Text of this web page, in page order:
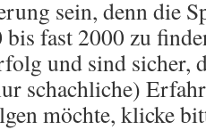
sein, denn die
fast 2000 zu
und sind sicher,
schachliche)
möchte, klicke